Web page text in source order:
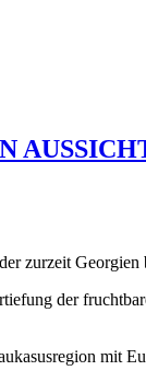
zurzeit Georgien
der
mit